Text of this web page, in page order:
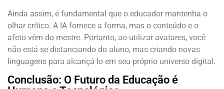
Ainda assim, é fundamental que o educador mantenha o
olhar crítico. A IA fornece a forma, mas o conteúdo e o
afeto vêm do mestre. Portanto, ao utilizar avatares, você
não está se distanciando do aluno, mas criando novas
linguagens para alcançá-lo em seu próprio universo digital.
Conclusão: O Futuro da Educação é